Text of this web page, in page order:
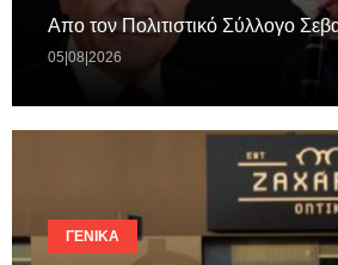
Απο τον Πολιτιστικό Σύλλογο
05|08|2026
ΓΕΝΙΚΆ